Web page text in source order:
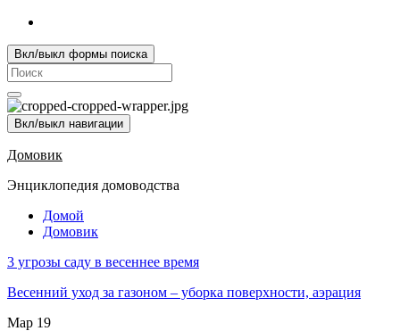
Вкл/выкл формы поиска
Search
for:
Вкл/выкл навигации
Домовик
Энциклопедия домоводства
Домой
Домовик
3 угрозы саду в весеннее время
Весенний уход за газоном – уборка поверхности, аэрация
Мар 19